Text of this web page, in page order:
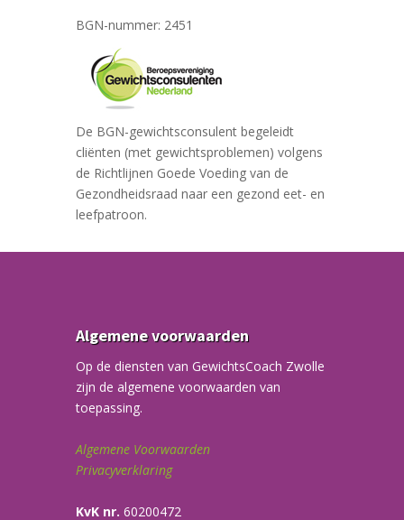
BGN-nummer: 2451
De BGN-gewichtsconsulent begeleidt
cliënten (met gewichtsproblemen) volgens
de Richtlijnen Goede Voeding van de
Gezondheidsraad naar een gezond eet- en
leefpatroon.
Algemene voorwaarden
Op de diensten van GewichtsCoach Zwolle
zijn de algemene voorwaarden van
toepassing.
Algemene Voorwaarden
Privacyverklaring
KvK nr. 60200472